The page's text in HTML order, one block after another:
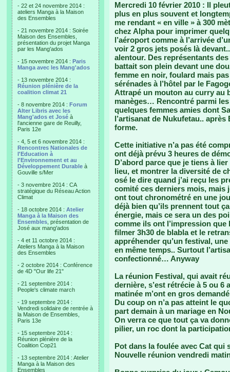
- 22 et 24 novembre 2014 :
ateliers Manga à la Maison
des Ensembles
- 21 novembre 2014 : Soirée
Maison des Ensembles,
présentation du projet Manga
par les Mang'ados
- 15 novembre 2014 : Paris
Manga avec les Mang'ados
- 13 novembre 2014 :
Réunion plénière de la
coalition climat 21
- 8 novembre 2014 : Forum
Alter Libris avec les
Mang'ados et José à
l'ancienne gare de Reuilly,
Paris 12e
- 4, 5 et 6 novembre 2014 :
Rencontres Nationales de
l'Education à
l'Environnement et au
Développement Durable à
Gouville s/Mer
- 3 novembre 2014 : CA
stratégique du Réseau Action
Climat
- 18 octobre 2014 : Atelier
Manga à la Maison des
Ensembles , présentation de
José aux mang'ados
- 4 et 11 octobre 2014 :
Ateliers Manga à la Maison
des Ensembles
- 2 octobre 2014 : Conférence
de 4D "Our life 21"
- 21 septembre 2014 :
People's climate march
- 19 septembre 2014 :
Vendredi solidaire de rentrée à
la Maison de Ensembles,
Paris 13e
- 15 septembre 2014 :
Réunion plénière de la
Coalition Cop21
- 13 septembre 2014 : Atelier
Manga à la Maison des
Ensembles
Mercredi 10 février 2010 : Il
plus en plus souvent et
me rendant « en ville » à 300
chez Alpha pour imprimer
l’aéroport comme à l’arrivée
voir 2 gros jets posés là
alentour. Des représentants
battait son plein devant une
femme en noir, foulard mais
sérénades à l’hôtel par le
Attrapé un mouton au curry au
manèges… Rencontré parmi
quelques femmes amies dont
l’artisanat de Nukufetau..
forme.
Cette initiative n’a pas été
ont déjà prévu 3 heures de
D’abord parce que je tiens à
lieu, et montrer la diversité de
osé le dire quand j’ai reçu les
comité ces derniers mois, mais
ont tout chronométré en une
déjà bien qu’ils prennent tout
énergie, mais ce sera un des
comme ils ont l’impression
filmer 3h30 de blabla et le
appréhender qu’un festival,
en même temps.. Surtout
confectionné… Anyway
La réunion Festival, qui avait
dernière, s’est rétrécie à 5 ou 6
matinée m’ont en gros
Du coup on n’a pas atteint le
part demain à un mariage en
On verra ce que tout ça va
pilier, un roc dont la
Pot dans la foulée avec Cat
Nouvelle réunion vendredi